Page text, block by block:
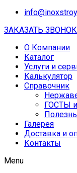
ЗАКАЗАТЬ ЗВОНОК
О Компании
Каталог
Услуги и
Калькулятор
Справочник
ГОСТЫ
Галерея
Доставка и
Контакты
Menu